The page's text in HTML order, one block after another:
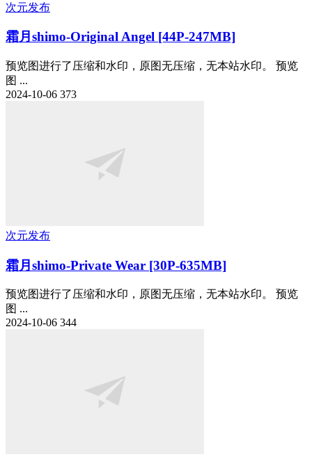
次元发布
霜月shimo-Original Angel [44P-247MB]
预览图进行了压缩和水印，原图无压缩，无本站水印。 预览
图 ...
2024-10-06 373
次元发布
霜月shimo-Private Wear [30P-635MB]
预览图进行了压缩和水印，原图无压缩，无本站水印。 预览
图 ...
2024-10-06 344